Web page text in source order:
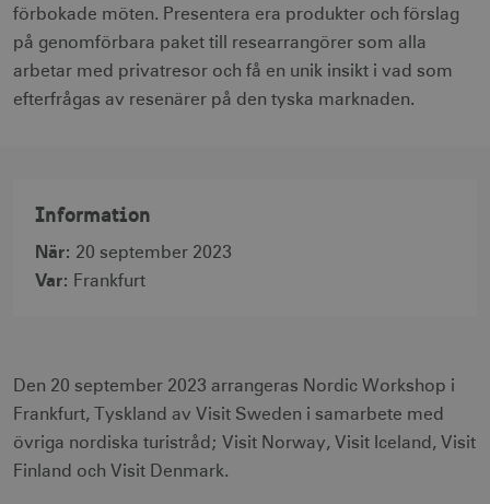
förbokade möten. Presentera era produkter och förslag
på genomförbara paket till researrangörer som alla
arbetar med privatresor och få en unik insikt i vad som
efterfrågas av resenärer på den tyska marknaden.
Information
När: 20 september 2023
Var: Frankfurt
Den 20 september 2023 arrangeras Nordic Workshop i
Frankfurt, Tyskland av Visit Sweden i samarbete med
övriga nordiska turistråd; Visit Norway, Visit Iceland, Visit
Finland och Visit Denmark.